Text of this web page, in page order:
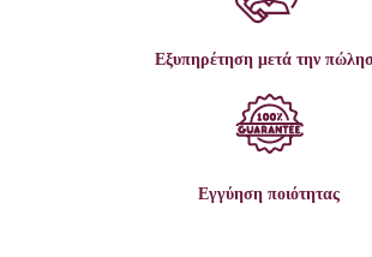
Εξυπηρέτηση μετά την
Εγγύηση ποιότητας